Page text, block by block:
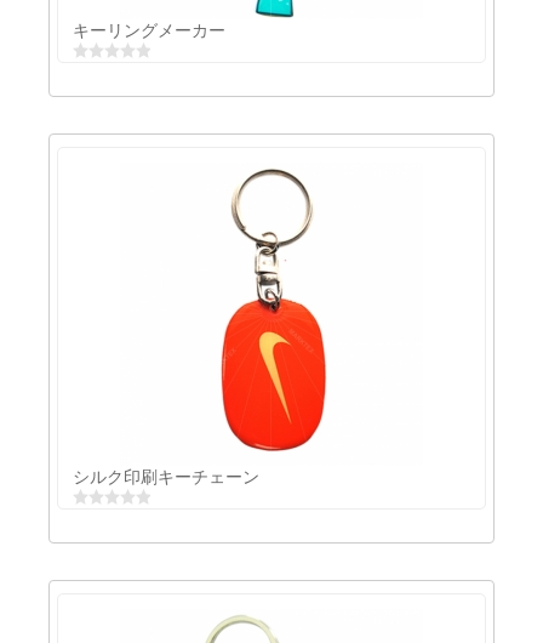
キーリングメーカー
キーリングメーカー
シルク印刷キーチェーン